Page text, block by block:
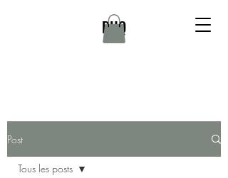
DHQ
Post
Tous les posts